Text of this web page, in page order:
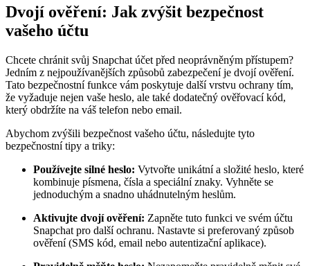
Dvojí ověření: Jak zvýšit bezpečnost
vašeho účtu
Chcete chránit svůj Snapchat účet před neoprávněným přístupem?
Jedním z nejpoužívanějších způsobů zabezpečení je dvojí ověření.
Tato bezpečnostní funkce vám poskytuje další vrstvu ochrany tím,
že vyžaduje nejen vaše heslo, ale také dodatečný ověřovací kód,
který obdržíte na váš telefon nebo email.
Abychom zvýšili bezpečnost vašeho účtu, následujte tyto
bezpečnostní tipy a triky:
Používejte silné heslo: Vytvořte unikátní a složité heslo, které
kombinuje písmena, čísla a speciální znaky. Vyhněte se
jednoduchým a snadno uhádnutelným heslům.
Aktivujte dvojí ověření: Zapněte tuto funkci ve svém účtu
Snapchat pro další ochranu. Nastavte si preferovaný způsob
ověření (SMS kód, email nebo autentizační aplikace).